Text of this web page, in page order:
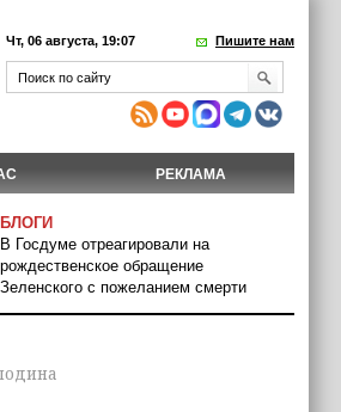
Чт, 06 августа, 19:07 Пишите нам
РЕКЛАМА
БЛОГИ
В Госдуме отреагировали на
рождественское обращение
Зеленского с пожеланием смерти